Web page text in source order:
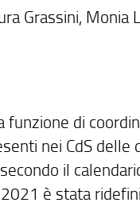
Grassini, Monia
di
nei CdS delle
il
è stata